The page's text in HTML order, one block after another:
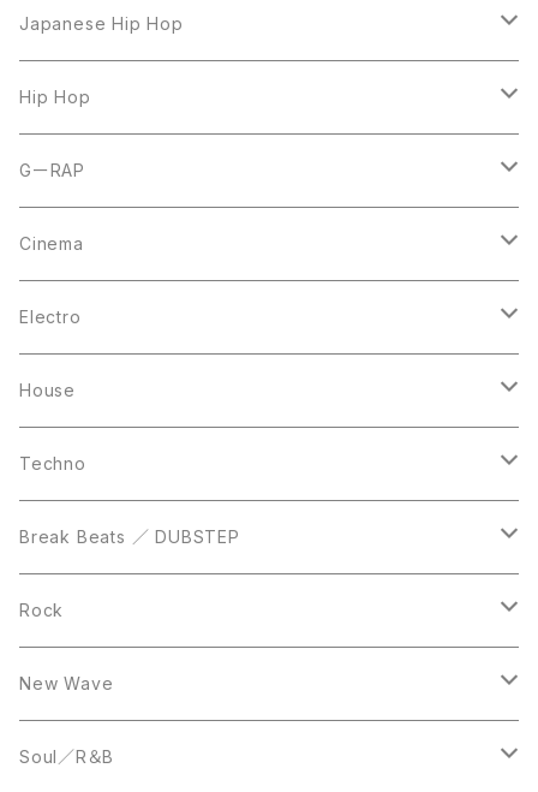
LP
7inch
CD
12inch
10inch
Casette Tape
Japanese Hip Hop
12inch
LP
Hip Hop
LP
12inch
CD
GーRAP
12inch
LP
Cinema
LP
12inch
DVD
Electro
12inch
LP
House
LP
12inch
10inch
Techno
12inch
LP
Break Beats ／ DUBSTEP
12inch
LP
Rock
12inch
LP
New Wave
12inch
Soul／R＆B